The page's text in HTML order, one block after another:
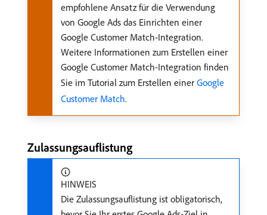
empfohlene Ansatz für die Verwendung
von Google Ads das Einrichten einer
Google Customer Match-Integration.
Weitere Informationen zum Erstellen einer
Google Customer Match-Integration finden
Sie im Tutorial zum Erstellen einer Google
Customer Match.
Zulassungsauflistung
HINWEIS
Die Zulassungsauflistung ist obligatorisch,